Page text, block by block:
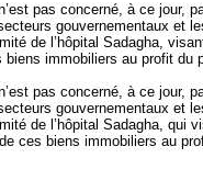
pas concerné, à ce jour,
gouvernementaux et
de l’hôpital Sadagha,
immobiliers au profit du
pas concerné, à ce jour,
gouvernementaux et
de l’hôpital Sadagha, qui
ces biens immobiliers au